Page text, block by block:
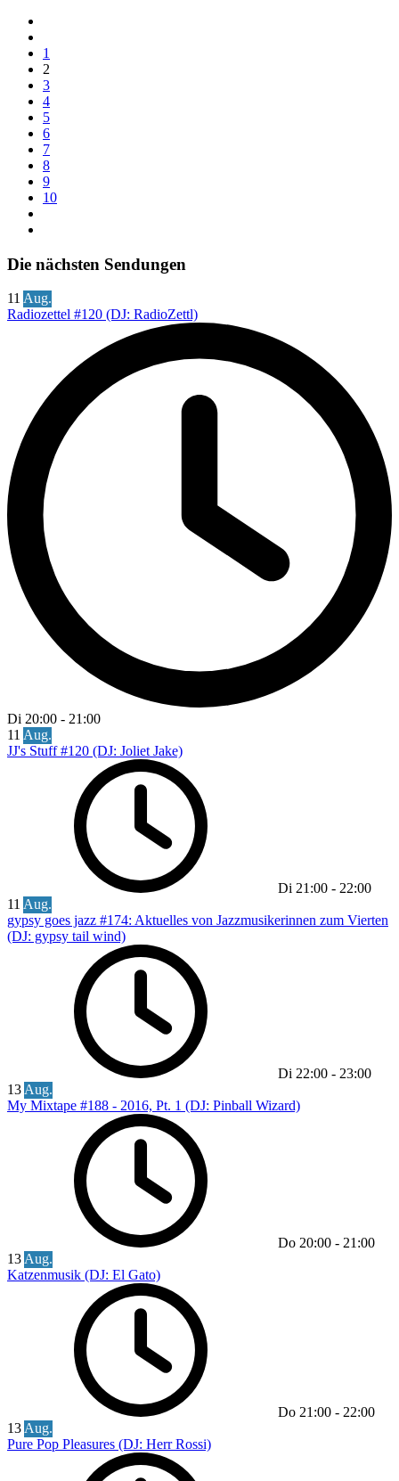
1
2
3
4
5
6
7
8
9
10
Die nächsten Sendungen
11 Aug.
Radiozettel #120 (DJ: RadioZettl)
Di 20:00 - 21:00
11 Aug.
JJ's Stuff #120 (DJ: Joliet Jake)
Di 21:00 - 22:00
11 Aug.
gypsy goes jazz #174: Aktuelles von Jazzmusikerinnen zum Vierten
(DJ: gypsy tail wind)
Di 22:00 - 23:00
13 Aug.
My Mixtape #188 - 2016, Pt. 1 (DJ: Pinball Wizard)
Do 20:00 - 21:00
13 Aug.
Katzenmusik (DJ: El Gato)
Do 21:00 - 22:00
13 Aug.
Pure Pop Pleasures (DJ: Herr Rossi)